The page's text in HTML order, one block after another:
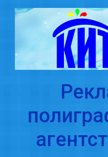
Skip to main content